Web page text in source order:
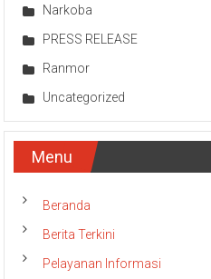
Narkoba
PRESS RELEASE
Ranmor
Uncategorized
Menu
Beranda
Berita Terkini
Pelayanan Informasi